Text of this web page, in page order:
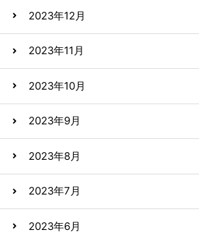
2023年12月
2023年11月
2023年10月
2023年9月
2023年8月
2023年7月
2023年6月